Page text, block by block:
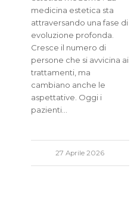
medicina estetica sta
attraversando una fase di
evoluzione profonda.
Cresce il numero di
persone che si avvicina ai
trattamenti, ma
cambiano anche le
aspettative. Oggi i
pazienti…
27 Aprile 2026